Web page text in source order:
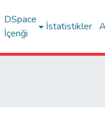
DSpace
İçeriği
İstatistikler